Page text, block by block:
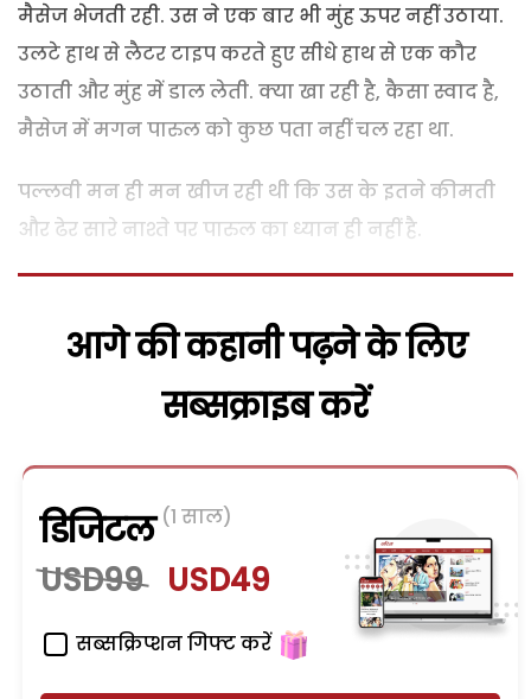
मैसेज भेजती रही. उस ने एक बार भी मुंह ऊपर नहीं उठाया.
उलटे हाथ से लैटर टाइप करते हुए सीधे हाथ से एक कौर
उठाती और मुंह में डाल लेती. क्या खा रही है, कैसा स्वाद है,
मैसेज में मगन पारुल को कुछ पता नहीं चल रहा था.
पल्लवी मन ही मन खीज रही थी कि उस के इतने कीमती
और ढेर सारे नाश्ते पर पारुल का ध्यान ही नहीं है.
आगे की कहानी पढ़ने के लिए
सब्सक्राइब करें
डिजिटल (1 साल)
USD99 USD49
सब्सक्रिप्शन गिफ्ट करें